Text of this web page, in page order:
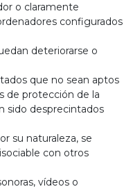
o claramente
configurados
deteriorarse o
que no sean aptos
de protección de la
sido desprecintados
su naturaleza, se
con otros
vídeos o